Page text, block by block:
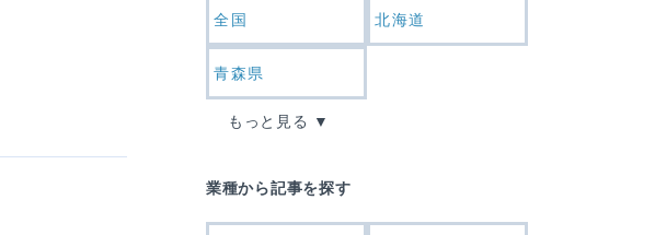
全国 北海道
青森県
もっと見る
業種から記事を探す